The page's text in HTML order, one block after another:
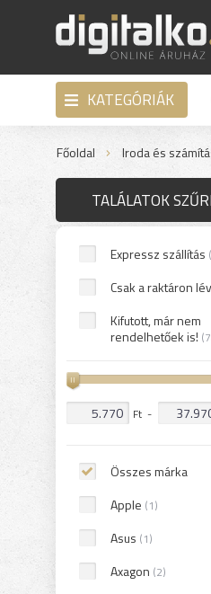
KATEGÓRIÁK
Főoldal Iroda és
TALÁLATOK
Expressz szállítás
Csak a raktáron
Kifutott, már nem
rendelhetőek is!
Ft -
Összes márka
Apple (1)
Asus (1)
Axagon (2)